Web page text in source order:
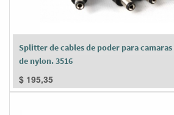
Splitter de cables de poder para camaras
de nylon. 3516
$ 195,35